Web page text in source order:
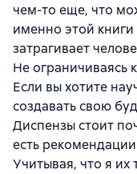
чем-то еще, что
именно этой
затрагивает
Не ограничиваясь
Если вы хотите
создавать свою
Диспензы стоит
есть
Учитывая, что я их